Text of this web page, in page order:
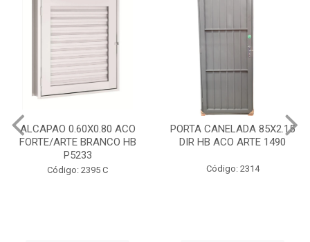
PORTA CANELADA 85X2.15
DIR HB ACO ARTE 1490
Código: 2314
PORTA LAMINADA 60X215
DIR POP/MIX HB
Código: 2340